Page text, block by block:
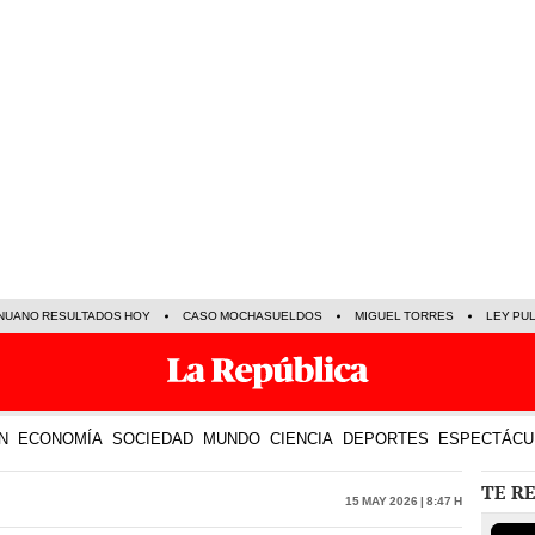
RESULTADOS HOY CASO MOCHASUELDOS MIGUEL TORRES LEY
ECONOMÍA SOCIEDAD MUNDO CIENCIA DEPORTES
15 May 2026 | 8:47 h TE